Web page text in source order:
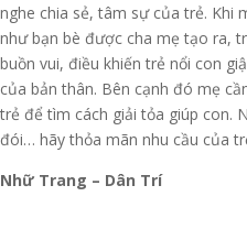
nghe chia sẻ, tâm sự của trẻ. Khi
như bạn bè được cha mẹ tạo ra,
buồn vui, điều khiến trẻ nổi con
của bản thân. Bên cạnh đó mẹ
trẻ để tìm cách giải tỏa giúp con.
đói… hãy thỏa mãn nhu cầu của
Nhữ Trang – Dân Trí